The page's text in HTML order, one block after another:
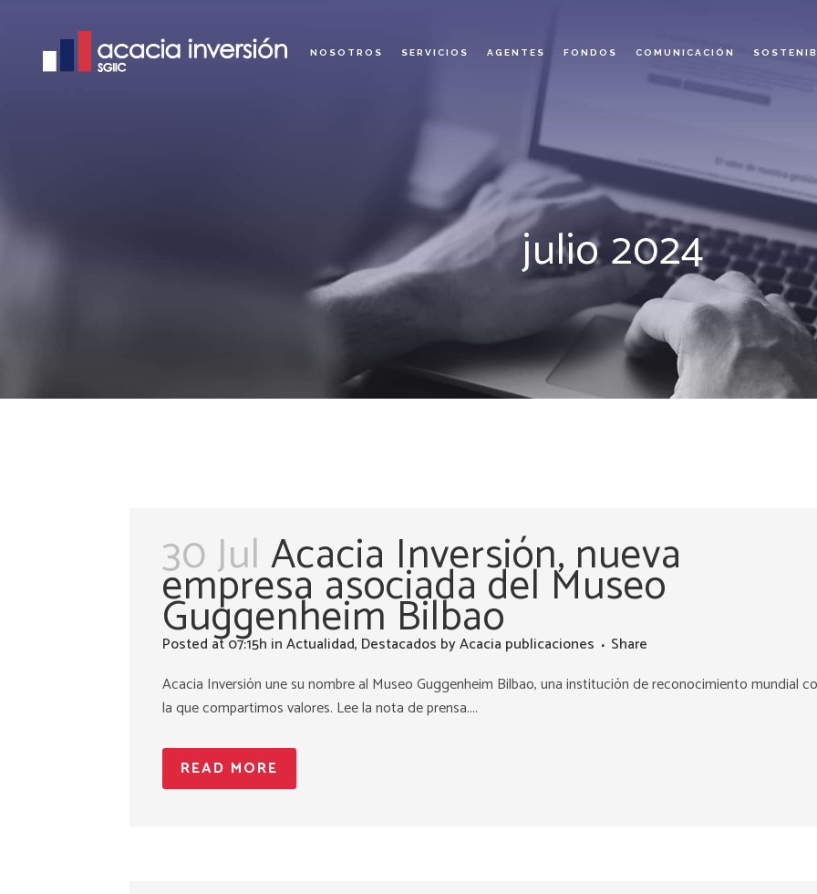
NOSOTROS SERVICIOS AGENTES FONDOS COMUNICACIÓN
julio 2024
30 Jul Acacia Inversión, nueva
empresa asociada del Museo
Guggenheim Bilbao
Posted at 07:15h inActualidad, Destacados byAcacia publicaciones
Share
Acacia Inversión une su nombre al Museo Guggenheim Bilbao, una institución de reconocimiento mundial
la que compartimos valores. Lee la nota de prensa....
READ MORE